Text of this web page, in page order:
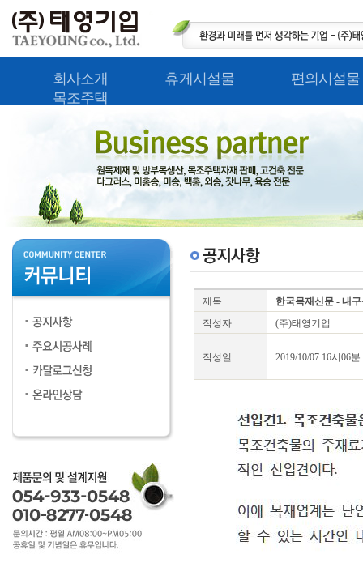
회사소개 휴게시설물
편의시설물
목조주택
제목
한국목재신문 - 내
작성자
(주)태영기업
작성일 2019/10/07 16시06분